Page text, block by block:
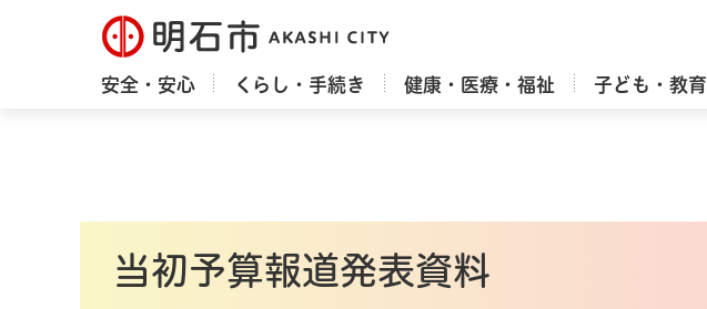
明石市
安全・安心 くらし・手続き 健康・医療・福祉 子ども・教育
当初予算報道発表資料